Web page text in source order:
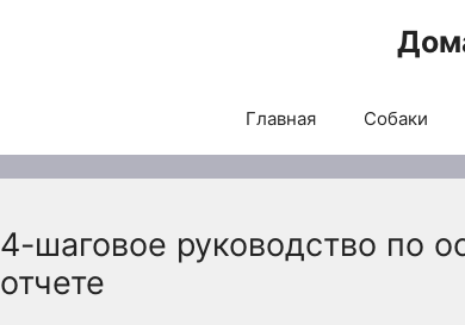
Главная Собаки
4-шаговое руководство по
отчете